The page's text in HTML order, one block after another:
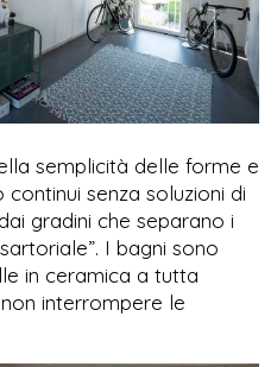
semplicità delle forme e
senza soluzioni di
gradini che separano i
I bagni sono
in ceramica a tutta
interrompere le